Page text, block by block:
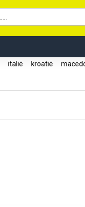
italië kroatië